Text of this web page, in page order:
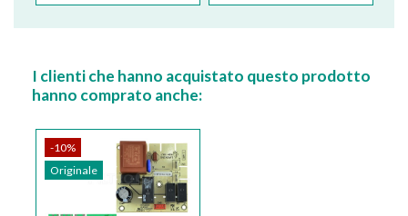
I clienti che hanno acquistato questo prodotto
hanno comprato anche:
-10%
Originale